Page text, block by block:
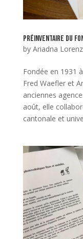
Préinventaire du
by Ariadna
Fondée en 1931
Fred Waefler et
anciennes
août, elle
cantonale et